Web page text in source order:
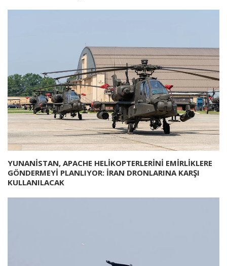
YUNANİSTAN, APACHE HELİKOPTERLERİNİ EMİRLİKLERE
GÖNDERMEYİ PLANLIYOR: İRAN DRONLARINA KARŞI
KULLANILACAK